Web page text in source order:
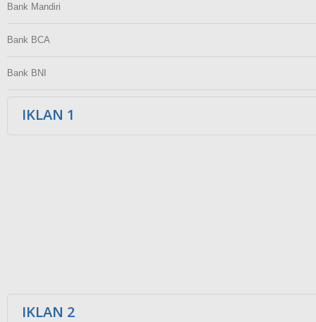
Bank Mandiri
Bank BCA
Bank BNI
IKLAN 1
IKLAN 2